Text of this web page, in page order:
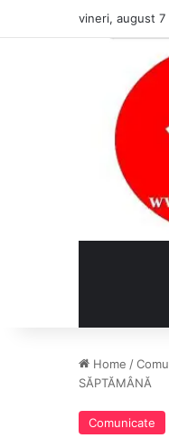
vineri, august 7
Home /
SĂPTĂMÂNĂ
Comunicate